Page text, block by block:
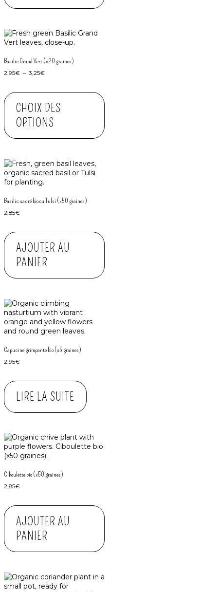
Basilic Grand Vert (x20 graines)
2,95€ – 3,25€
CHOIX DES
OPTIONS
Basilic sacré bio ou Tulsi (x50 graines)
2,85€
AJOUTER AU
PANIER
Capucine grimpante bio (x5 graines)
2,95€
LIRE LA SUITE
Ciboulette bio (x50 graines)
2,85€
AJOUTER AU
PANIER